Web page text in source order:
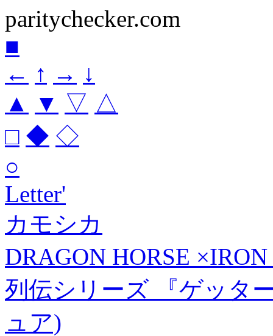
paritychecker.com
■
← ↑ → ↓
▲
▼ ▽ △
□ ◆ ◇
○
Letter'
カモシカ
DRAGON HORSE
列伝シリーズ 『ゲッタ
ュア)